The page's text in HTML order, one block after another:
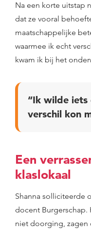
Na een korte uitstap
dat ze vooral
maatschappelijke
waarmee ik echt
kwam ik bij het
“Ik wilde iets
verschil kon
Een
klaslokaal
Shanna solliciteerde
docent
niet doorging, zagen